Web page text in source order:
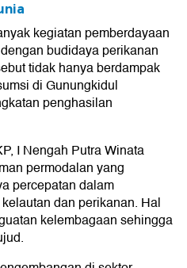
kegiatan pemberdayaan
budidaya perikanan
tidak hanya berdampak
di Gunungkidul
penghasilan
I Nengah Putra Winata
permodalan yang
percepatan dalam
dan perikanan. Hal
kelembagaan sehingga